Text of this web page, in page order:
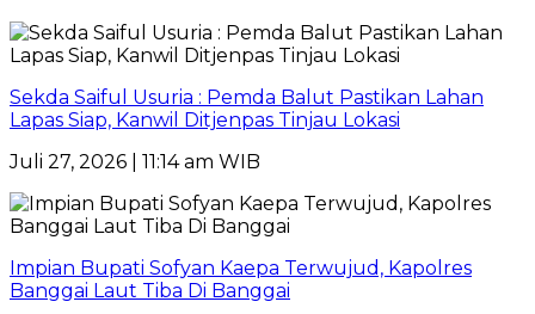
Sekda Saiful Usuria : Pemda Balut Pastikan Lahan
Lapas Siap, Kanwil Ditjenpas Tinjau Lokasi
Juli 27, 2026 | 11:14 am WIB
Impian Bupati Sofyan Kaepa Terwujud, Kapolres
Banggai Laut Tiba Di Banggai